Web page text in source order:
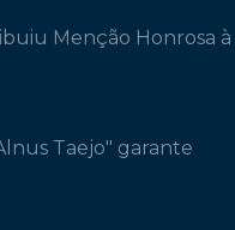
Menção Honrosa à
Taejo" garante